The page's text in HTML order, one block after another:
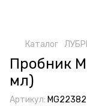
Каталог
Пробник
мл)
Артикул: MG22382